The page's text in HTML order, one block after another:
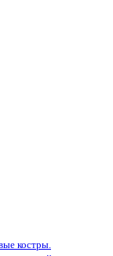
костры.